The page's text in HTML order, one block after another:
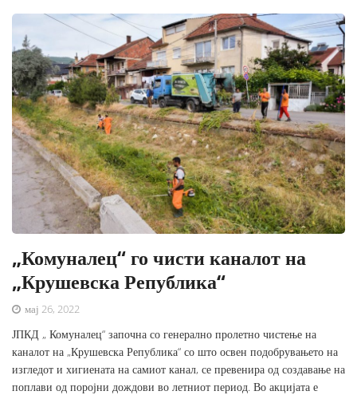
„Комуналец“ го чисти каналот на
„Крушевска Република“
мај 26, 2022
ЈПКД „ Комуналец“ започна со генерално пролетно чистење на
каналот на „Крушевска Република“ со што освен подобрувањето на
изгледот и хигиената на самиот канал, се превенира од создавање на
поплави од поројни дождови во летниот период. Во акцијата е